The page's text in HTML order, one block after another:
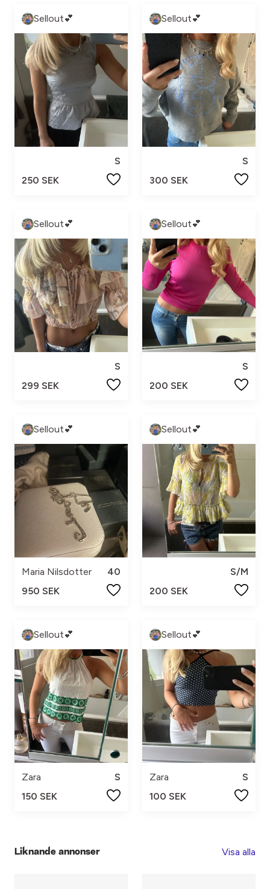
Sellout💕
S
250 SEK
Sellout💕
S
300 SEK
Sellout💕
S
299 SEK
Sellout💕
S
200 SEK
Sellout💕
Maria Nilsdotter
40
950 SEK
Sellout💕
S/M
200 SEK
Sellout💕
Zara
S
150 SEK
Sellout💕
Zara
S
100 SEK
Liknande annonser Visa alla